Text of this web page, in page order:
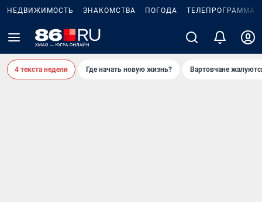
НЕДВИЖИМОСТЬ ЗНАКОМСТВА ПОГОДА ТЕЛЕПРОГРАММА
4 текста недели Где начать новую жизнь? Вартовчане